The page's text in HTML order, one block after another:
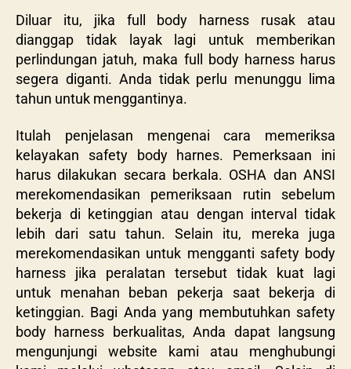
Diluar itu, jika full body harness rusak atau
dianggap tidak layak lagi untuk memberikan
perlindungan jatuh, maka full body harness harus
segera diganti. Anda tidak perlu menunggu lima
tahun untuk menggantinya.
Itulah penjelasan mengenai cara memeriksa
kelayakan safety body harnes. Pemerksaan ini
harus dilakukan secara berkala. OSHA dan ANSI
merekomendasikan pemeriksaan rutin sebelum
bekerja di ketinggian atau dengan interval tidak
lebih dari satu tahun. Selain itu, mereka juga
merekomendasikan untuk mengganti safety body
harness jika peralatan tersebut tidak kuat lagi
untuk menahan beban pekerja saat bekerja di
ketinggian. Bagi Anda yang membutuhkan safety
body harness berkualitas, Anda dapat langsung
mengunjungi website kami atau menghubungi